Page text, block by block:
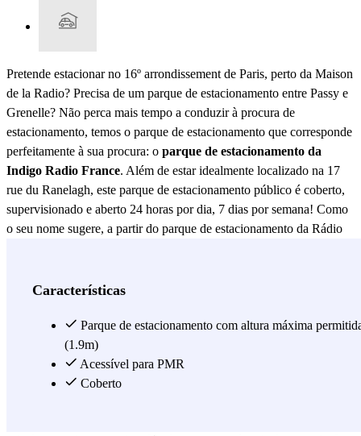
Pretende estacionar no 16º arrondissement de Paris, perto da Maison
de la Radio? Precisa de um parque de estacionamento entre Passy e
Grenelle? Não perca mais tempo a conduzir à procura de
estacionamento, temos o parque de estacionamento que corresponde
perfeitamente à sua procura: o parque de estacionamento da
Indigo Radio France. Além de estar idealmente localizado na 17
rue du Ranelagh, este parque de estacionamento público é coberto,
supervisionado e aberto 24 horas por dia, 7 dias por semana! Como
o seu nome sugere, a partir do parque de estacionamento da Rádio
alguns dias e a alojar-se num dos seguintes hotéis : o Hotel Eiffel
Particulier (29 Rue des Marronniers), o Studio ale (28 Avenue de
Lamballe), o Hotel TROCADÉRO LA TOUR Best Western
Premier (5bis Rue Massenet), o Hôtel Félicien (21 rue Félicien
David), o YOOMA Urban Lodge (51 Quai de Grenelle), o Novotel
Características
Parque de estacionamento com altura máxima
(1.9m)
Acessível para PMR
Coberto